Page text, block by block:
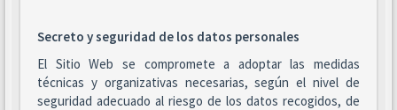
Secreto y seguridad de los datos personales
El Sitio Web se compromete a adoptar las medidas
técnicas y organizativas necesarias, según el nivel de
seguridad adecuado al riesgo de los datos recogidos, de